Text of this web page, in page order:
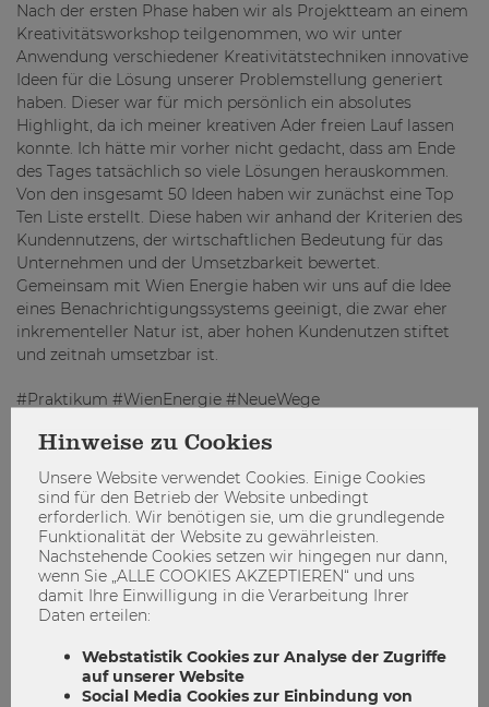
Nach der ersten Phase haben wir als Projektteam an einem
Kreativitätsworkshop teilgenommen, wo wir unter
Anwendung verschiedener Kreativitätstechniken innovative
Ideen für die Lösung unserer Problemstellung generiert
haben. Dieser war für mich persönlich ein absolutes
Highlight, da ich meiner kreativen Ader freien Lauf lassen
konnte. Ich hätte mir vorher nicht gedacht, dass am Ende
des Tages tatsächlich so viele Lösungen herauskommen.
Von den insgesamt 50 Ideen haben wir zunächst eine Top
Ten Liste erstellt. Diese haben wir anhand der Kriterien des
Kundennutzens, der wirtschaftlichen Bedeutung für das
Unternehmen und der Umsetzbarkeit bewertet.
Gemeinsam mit Wien Energie haben wir uns auf die Idee
eines Benachrichtigungssystems geeinigt, die zwar eher
inkrementeller Natur ist, aber hohen Kundenutzen stiftet
und zeitnah umsetzbar ist.
#Praktikum #WienEnergie #NeueWege
NeueWege Praktikum WienEnergie
Hinweise zu Cookies
Unsere Website verwendet Cookies. Einige Cookies
sind für den Betrieb der Website unbedingt
erforderlich. Wir benötigen sie, um die grundlegende
Funktionalität der Website zu gewährleisten.
Nachstehende Cookies setzen wir hingegen nur dann,
wenn Sie „ALLE COOKIES AKZEPTIEREN“ und uns
damit Ihre Einwilligung in die Verarbeitung Ihrer
Daten erteilen:
Webstatistik Cookies zur Analyse der Zugriffe
auf unserer Website
Social Media Cookies zur Einbindung von